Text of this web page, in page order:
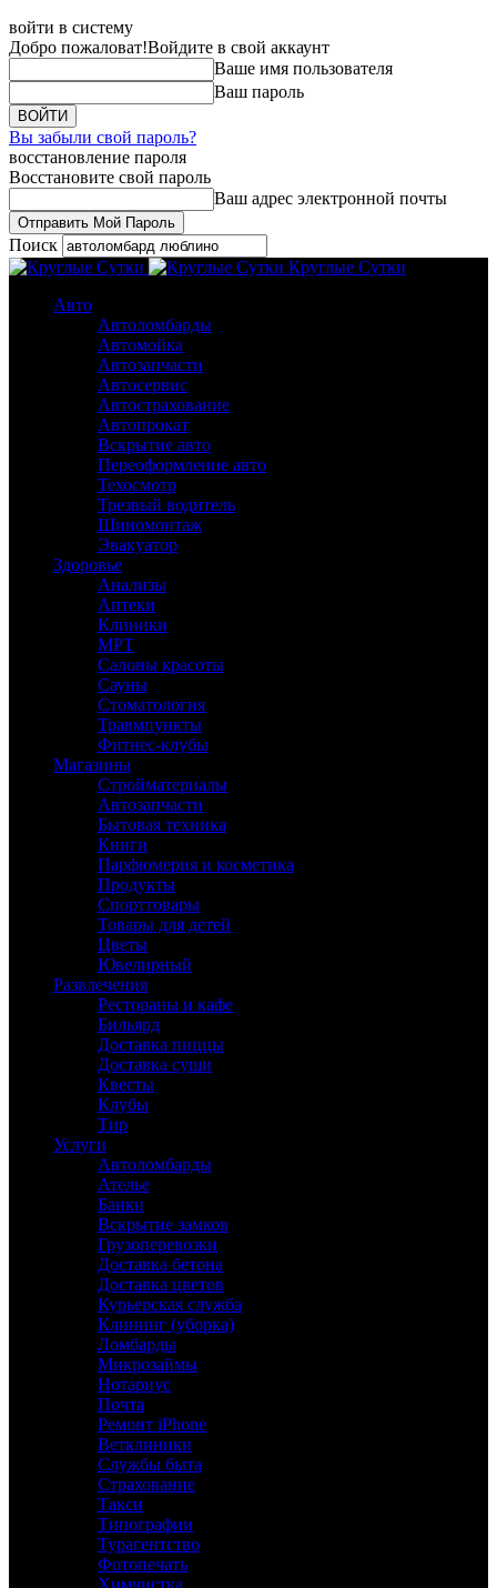
войти в систему
Добро пожаловат!Войдите в свой аккаунт
Ваше имя пользователя
Ваш пароль
Вы забыли свой пароль?
восстановление пароля
Восстановите свой пароль
Ваш адрес электронной почты
Поиск
Круглые Сутки
Авто
Автоломбарды
Автомойка
Автозапчасти
Автосервис
Автострахование
Автопрокат
Вскрытие авто
Переоформление авто
Техосмотр
Трезвый водитель
Шиномонтаж
Эвакуатор
Здоровье
Анализы
Аптеки
Клиники
МРТ
Салоны красоты
Сауны
Стоматология
Травмпункты
Фитнес-клубы
Магазины
Стройматериалы
Автозапчасти
Бытовая техника
Книги
Парфюмерия и косметика
Продукты
Спорттовары
Товары для детей
Цветы
Ювелирный
Развлечения
Рестораны и кафе
Бильярд
Доставка пиццы
Доставка суши
Квесты
Клубы
Тир
Услуги
Автоломбарды
Ателье
Банки
Вскрытие замков
Грузоперевозки
Доставка бетона
Доставка цветов
Курьерская служба
Клининг (уборка)
Ломбарды
Микрозаймы
Нотариус
Почта
Ремонт iPhone
Ветклиники
Службы быта
Страхование
Такси
Типографии
Турагентство
Фотопечать
Химчистка